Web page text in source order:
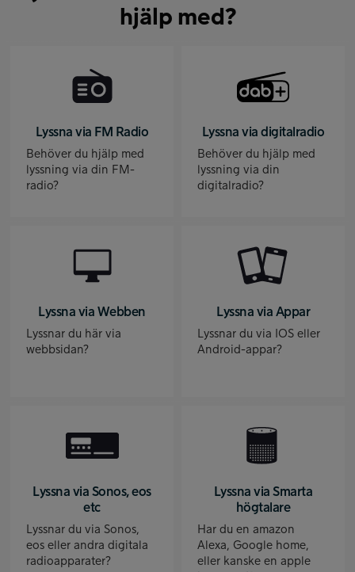
hjälp med?
Lyssna via FM Radio
Behöver du hjälp med
lyssning via din FM-
radio?
Lyssna via digitalradio
Behöver du hjälp med
lyssning via din
digitalradio?
Lyssna via Webben
Lyssnar du här via
webbsidan?
Lyssna via Appar
Lyssnar du via IOS eller
Android-appar?
Lyssna via Sonos, eos
etc
Lyssnar du via Sonos,
eos eller andra digitala
radioapparater?
Lyssna via Smarta
högtalare
Har du en amazon
Alexa, Google home,
eller kanske en apple